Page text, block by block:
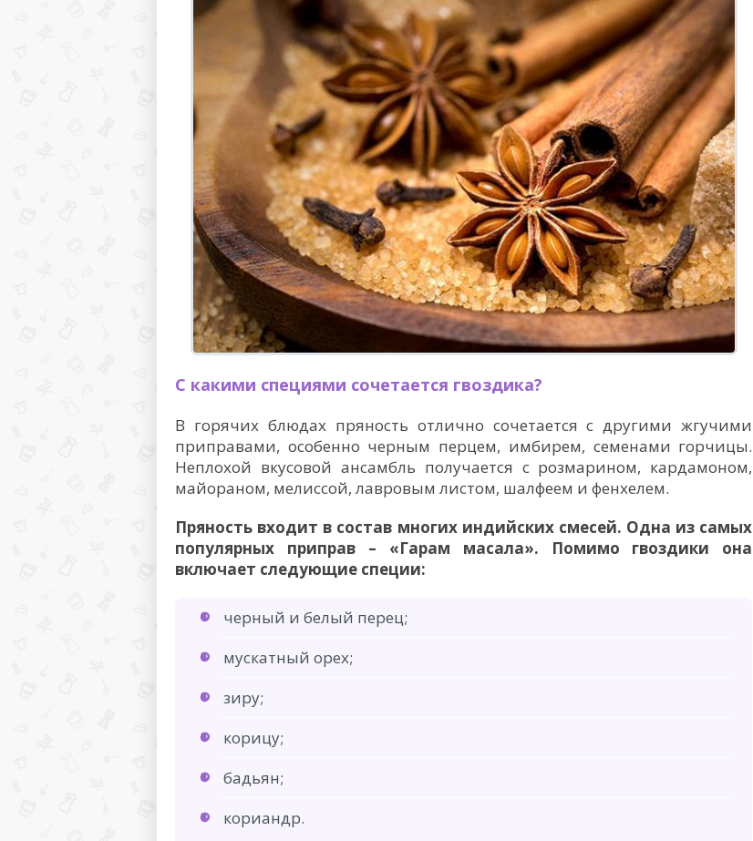
С какими специями сочетается гвоздика?
В горячих блюдах пряность отлично сочетается с другими жгучими
приправами, особенно черным перцем, имбирем, семенами горчицы.
Неплохой вкусовой ансамбль получается с розмарином, кардамоном,
майораном, мелиссой, лавровым листом, шалфеем и фенхелем.
Пряность входит в состав многих индийских смесей. Одна из самых
популярных приправ – «Гарам масала». Помимо гвоздики она
включает следующие специи:
черный и белый перец;
мускатный орех;
зиру;
корицу;
бадьян;
кориандр.